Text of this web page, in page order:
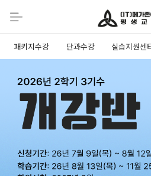
패키지수강 단과수강 실습지원센